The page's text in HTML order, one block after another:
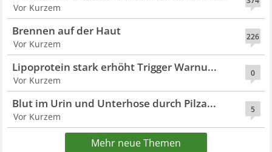
Vor Kurzem
226
Brennen auf der Haut
Vor Kurzem
0
Lipoprotein stark erhöht Trigger Warnu...
Vor Kurzem
5
Blut im Urin und Unterhose durch Pilza...
Vor Kurzem
Mehr neue Themen